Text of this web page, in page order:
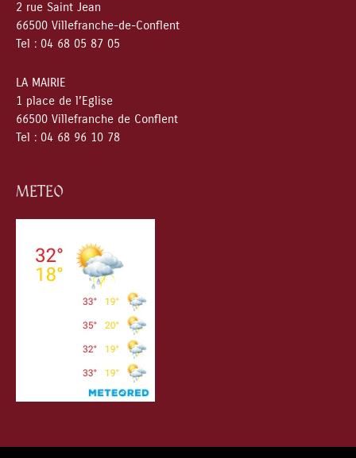
2 rue Saint Jean
66500 Villefranche-de-Conflent
Tel : 04 68 05 87 05
LA MAIRIE
1 place de l’Eglise
66500 Villefranche de Conflent
Tel : 04 68 96 10 78
METEO